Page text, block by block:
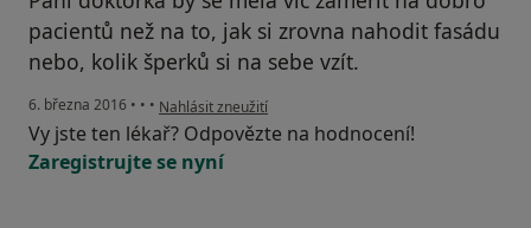
pacientů než na to, jak si zrovna nahodit fasádu
nebo, kolik šperků si na sebe vzít.
6. března 2016 • • • podle názoru uživatele Váš účet byl odstraněn
Nahlásit zneužití
Vy jste ten lékař? Odpovězte na hodnocení!
Zaregistrujte se nyní